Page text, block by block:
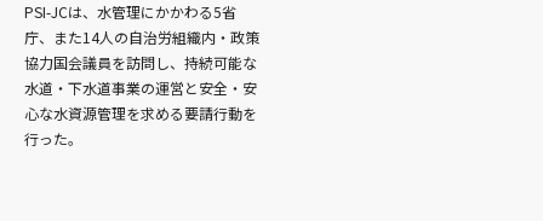
PSI-JCは、水管理にかかわる5省
庁、また14人の自治労組織内・政策
協力国会議員を訪問し、持続可能な
水道・下水道事業の運営と安全・安
心な水資源管理を求める要請行動を
行った。